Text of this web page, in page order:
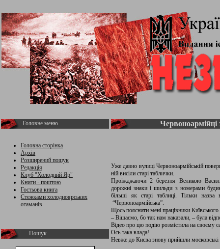
Головне меню
Головна сторінка
Архів
Розширений пошук
Редакція
Клуб "Холодний Яр"
Книги - поштою
Гостьова книга
Стежками холодноярських
отаманів
Пошук
Червоноармійці
Уже давно вулиці Червоноармійській
ній висіли старі таблички.
Проїжджаючи 2 березня Великою
дорожні знаки і шильди з номерами
більші як старі таблиці. Тільки
“Червоноармійська”.
Щось пояснити мені працівники
– Вішаємо, бо так нам наказали, – була
Відео про цю подію розмістила на своєму
Ось така влада!
Невже до Києва знову прийшли московські